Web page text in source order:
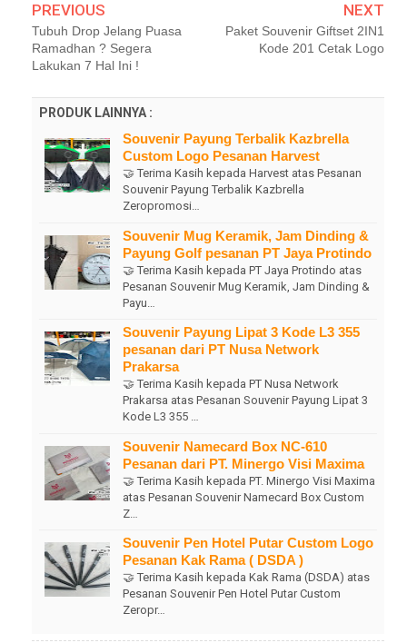
PREVIOUS
Tubuh Drop Jelang Puasa
Ramadhan ? Segera
Lakukan 7 Hal Ini !
NEXT
Paket Souvenir Giftset 2IN1
Kode 201 Cetak Logo
PRODUK LAINNYA :
Souvenir Payung Terbalik Kazbrella
Custom Logo Pesanan Harvest
🤝 Terima Kasih kepada Harvest atas Pesanan
Souvenir Payung Terbalik Kazbrella
Zeropromosi…
Souvenir Mug Keramik, Jam Dinding &
Payung Golf pesanan PT Jaya Protindo
🤝 Terima Kasih kepada PT Jaya Protindo atas
Pesanan Souvenir Mug Keramik, Jam Dinding &
Payu…
Souvenir Payung Lipat 3 Kode L3 355
pesanan dari PT Nusa Network
Prakarsa
🤝 Terima Kasih kepada PT Nusa Network
Prakarsa atas Pesanan Souvenir Payung Lipat 3
Kode L3 355 …
Souvenir Namecard Box NC-610
Pesanan dari PT. Minergo Visi Maxima
🤝 Terima Kasih kepada PT. Minergo Visi Maxima
atas Pesanan Souvenir Namecard Box Custom
Z…
Souvenir Pen Hotel Putar Custom Logo
Pesanan Kak Rama ( DSDA )
🤝 Terima Kasih kepada Kak Rama (DSDA) atas
Pesanan Souvenir Pen Hotel Putar Custom
Zeropr…